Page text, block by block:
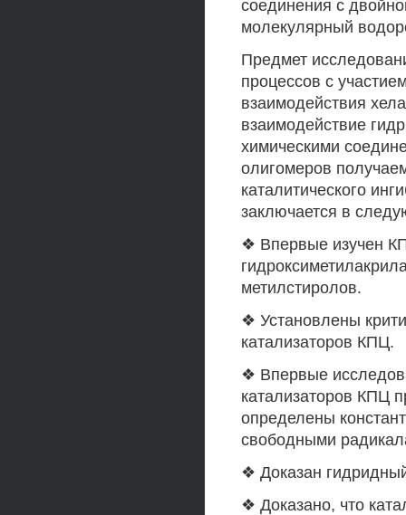
соединения с
молекулярный
Предмет
процессов с
взаимодействия
взаимодействие
химическими
олигомеров
каталитического
заключается в
❖ Впервые изучен
метилстиролов.
❖ Установлены
катализаторов КПЦ.
❖ Впервые
катализаторов КПЦ
определены
свободными
❖ Доказан
❖ Доказано, что